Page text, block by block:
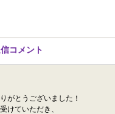
コメント
がとうございました！
けていただき、